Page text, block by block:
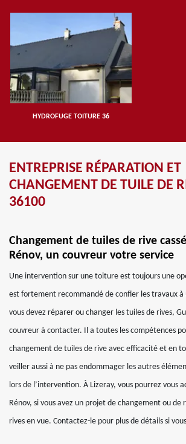
HYDROFUGE TOITURE 36
ENTREPRISE RÉPARATION ET
CHANGEMENT DE TUILE DE
36100
Changement de tuiles de rive
Rénov, un couvreur votre service
Une intervention sur une toiture est toujours une
est fortement recommandé de confier les travaux à
vous devez réparer ou changer les tuiles de rives,
couvreur à contacter. Il a toutes les compétences
changement de tuiles de rive avec efficacité et en
veiller aussi à ne pas endommager les autres
lors de l’intervention. À Lizeray, vous pourrez vous
Rénov, si vous avez un projet de changement ou
rives en vue. Contactez-le pour plus de détails si